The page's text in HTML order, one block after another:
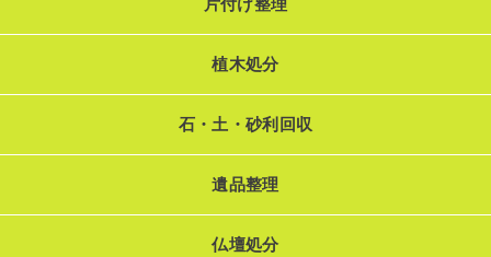
植木処分
石・土・砂利回収
遺品整理
仏壇処分